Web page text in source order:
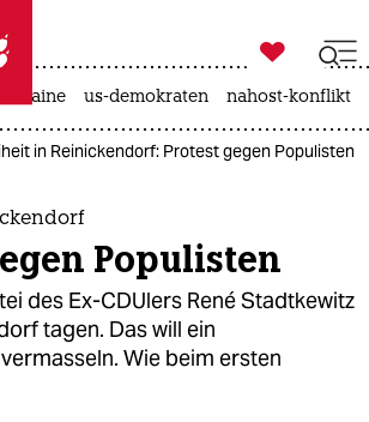
taz zahl ich
taz zahl ich

taz zahl ich
ukraine us-demokraten nahost-konflikt
in Reinickendorf: Protest gegen Populisten
Populisten
des Ex-CDUlers René Stadtkewitz
tagen. Das will ein
Wie beim ersten